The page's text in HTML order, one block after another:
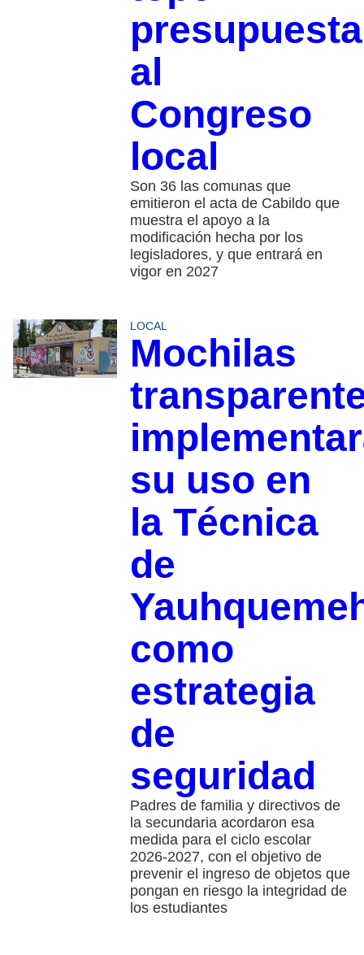
al
Congreso
local
Son 36 las comunas que
emitieron el acta de Cabildo que
muestra el apoyo a la
modificación hecha por los
legisladores, y que entrará en
vigor en 2027
LOCAL
Mochilas
su uso en
la Técnica
de
como
estrategia
de
seguridad
Padres de familia y directivos de
la secundaria acordaron esa
medida para el ciclo escolar
2026-2027, con el objetivo de
prevenir el ingreso de objetos que
pongan en riesgo la integridad de
los estudiantes